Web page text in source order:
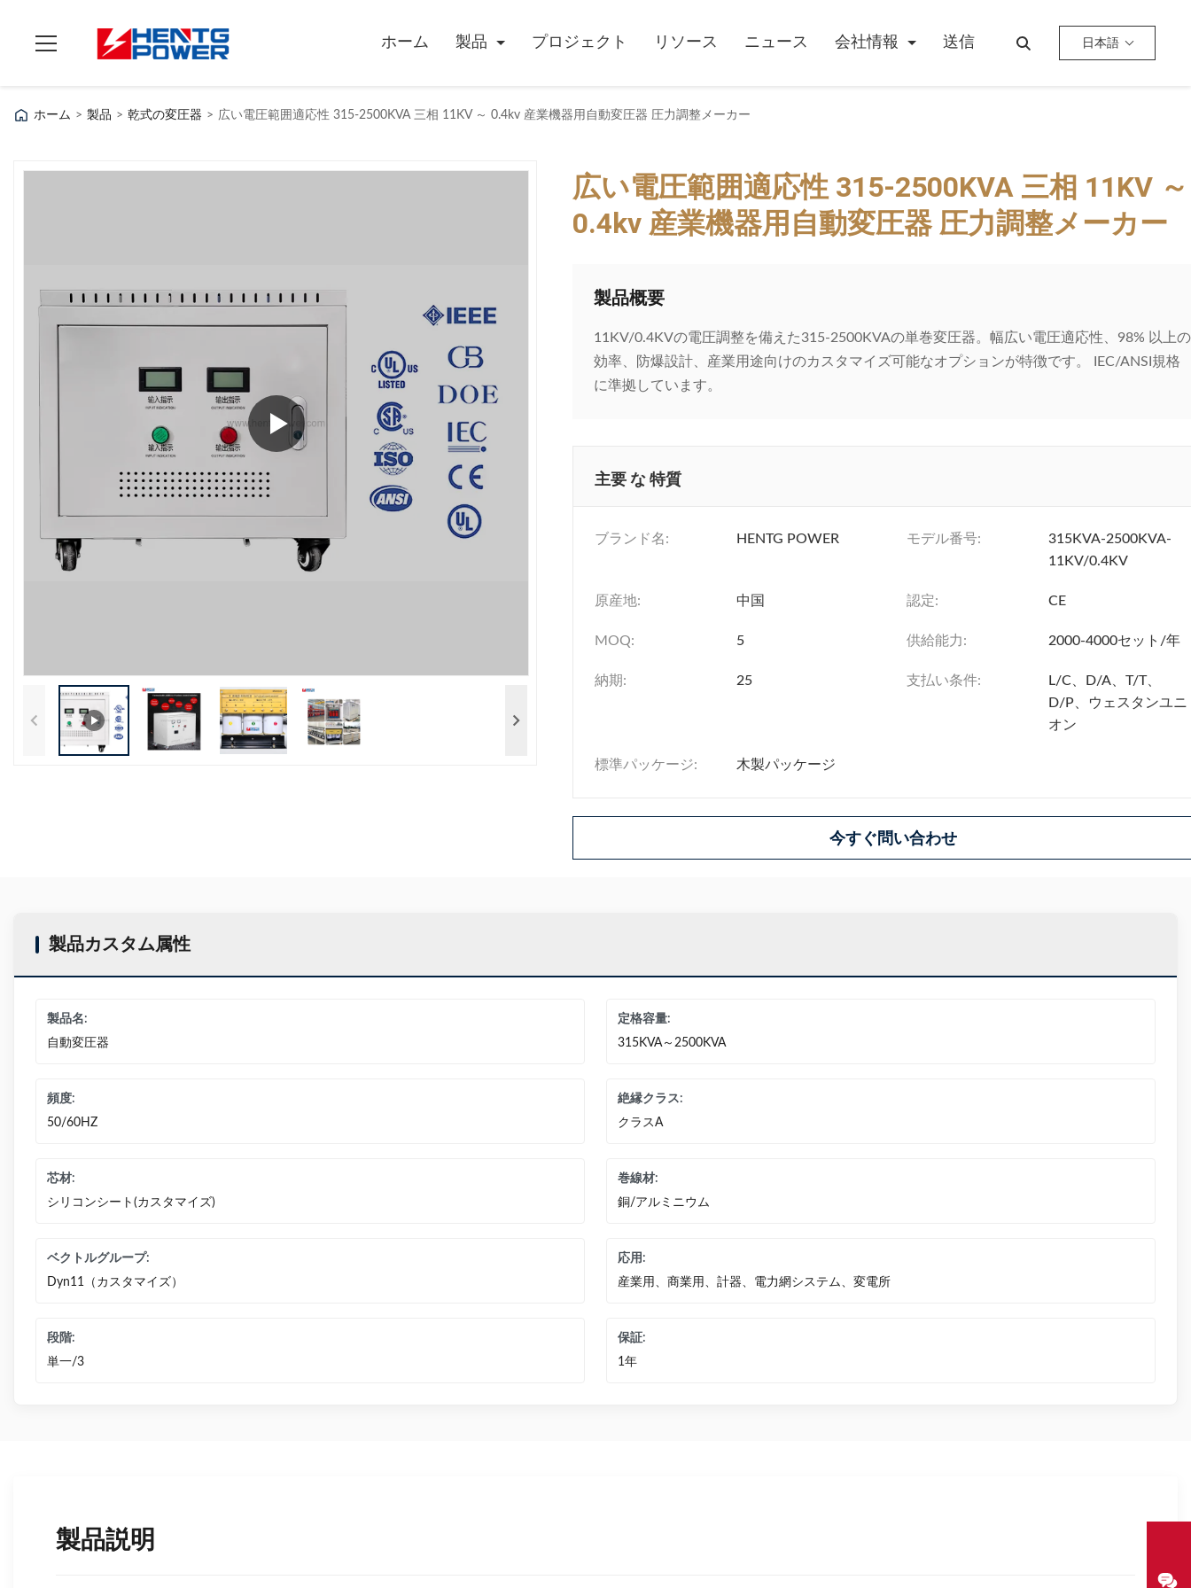
ホーム 製品 プロジェクト リソース ニュース 会社情報 送信 日本語
ホーム > 製品 > 乾式の変圧器 > 広い電圧範囲適応性 315-2500KVA 三相 11KV ～ 0.4kv 産業機器用自動変圧器 圧力調整メーカー
広い電圧範囲適応性 315-2500KVA 三相 11KV ～
0.4kv 産業機器用自動変圧器 圧力調整メーカー
製品概要
11KV/0.4KVの電圧調整を備えた315-2500KVAの単巻変圧器。幅広い電圧適応性、98% 以上の
効率、防爆設計、産業用途向けのカスタマイズ可能なオプションが特徴です。 IEC/ANSI規格
に準拠しています。
主要 な 特質
ブランド名: HENTG POWER モデル番号:
315KVA-2500KVA-
11KV/0.4KV
原産地: 中国 認定: CE
MOQ: 5 供給能力: 2000-4000セット/年
納期: 25 支払い条件:
L/C、D/A、T/T、
D/P、ウェスタンユニ
オン
標準パッケージ: 木製パッケージ
今すぐ問い合わせ
製品カスタム属性
製品名:
自動変圧器
定格容量:
315KVA～2500KVA
頻度:
50/60HZ
絶縁クラス:
クラスA
芯材:
シリコンシート(カスタマイズ)
巻線材:
銅/アルミニウム
ベクトルグループ:
Dyn11（カスタマイズ）
応用:
産業用、商業用、計器、電力網システム、変電所
段階:
単一/3
保証:
1年
製品説明